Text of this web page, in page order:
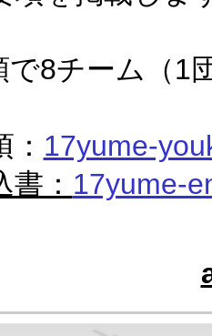
8チーム（1
17yume-
： 17yume-